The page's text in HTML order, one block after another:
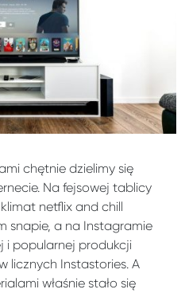
chętnie dzielimy się
Na fejsowej tablicy
netflix and chill
snapie, a na Instagramie
i popularnej produkcji
licznych Instastories. A
właśnie stało się